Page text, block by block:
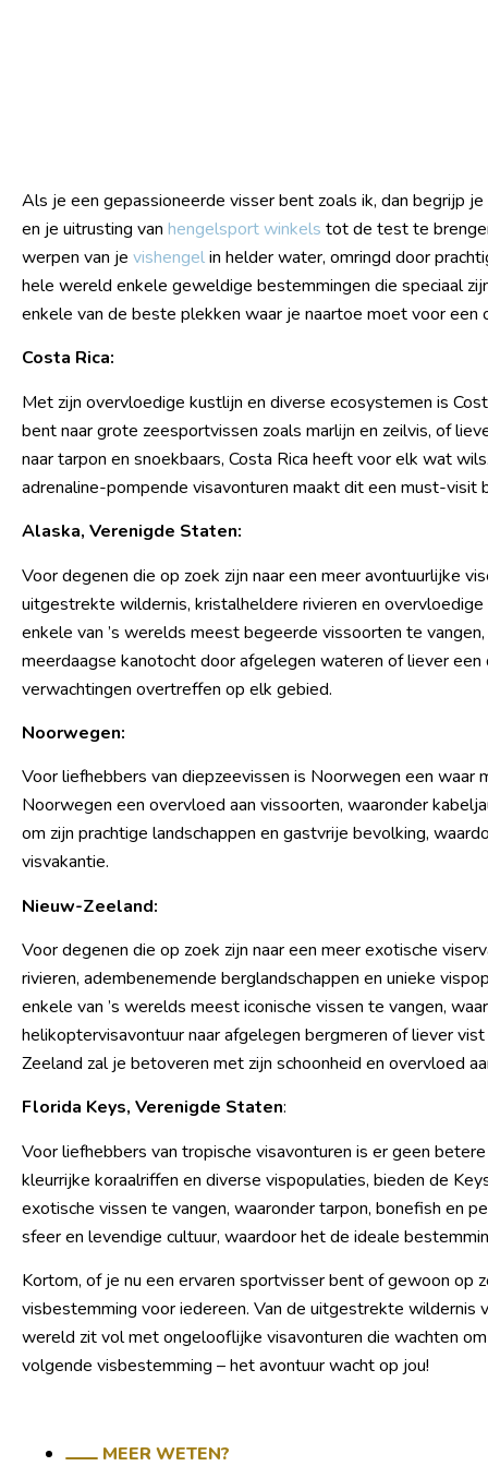
Als je een gepassioneerde visser bent zoals ik, dan begrijp
en je uitrusting van hengelsport winkels tot de test te
werpen van je vishengelin helder water, omringd door
hele wereld enkele geweldige bestemmingen die speciaal
enkele van de beste plekken waar je naartoe moet voor een
Costa Rica:
Met zijn overvloedige kustlijn en diverse ecosystemen is
bent naar grote zeesportvissen zoals marlijn en zeilvis, of
naar tarpon en snoekbaars, Costa Rica heeft voor elk wat
adrenaline-pompende visavonturen maakt dit een must-visit
Alaska, Verenigde Staten:
Voor degenen die op zoek zijn naar een meer avontuurlijke
uitgestrekte wildernis, kristalheldere rivieren en
enkele van ’s werelds meest begeerde vissoorten te
meerdaagse kanotocht door afgelegen wateren of liever
verwachtingen overtreffen op elk gebied.
Noorwegen:
Voor liefhebbers van diepzeevissen is Noorwegen een
Noorwegen een overvloed aan vissoorten, waaronder
om zijn prachtige landschappen en gastvrije bevolking,
visvakantie.
Nieuw-Zeeland:
Voor degenen die op zoek zijn naar een meer exotische
rivieren, adembenemende berglandschappen en unieke
enkele van ’s werelds meest iconische vissen te vangen,
helikoptervisavontuur naar afgelegen bergmeren of liever
Zeeland zal je betoveren met zijn schoonheid en overvloed
Florida Keys, Verenigde Staten:
Voor liefhebbers van tropische visavonturen is er geen
kleurrijke koraalriffen en diverse vispopulaties, bieden de
exotische vissen te vangen, waaronder tarpon, bonefish en
sfeer en levendige cultuur, waardoor het de ideale
Kortom, of je nu een ervaren sportvisser bent of gewoon op
visbestemming voor iedereen. Van de uitgestrekte
wereld zit vol met ongelooflijke visavonturen die wachten
volgende visbestemming – het avontuur wacht op jou!
MEER WETEN?